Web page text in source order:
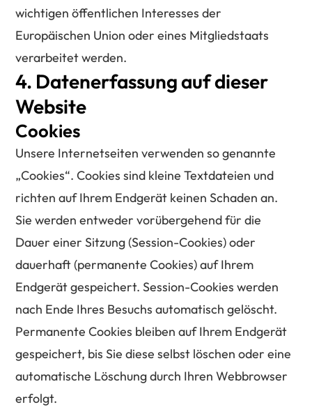
wichtigen öffentlichen Interesses der
Europäischen Union oder eines Mitgliedstaats
verarbeitet werden.
4. Datenerfassung auf dieser
Website
Cookies
Unsere Internetseiten verwenden so genannte
„Cookies“. Cookies sind kleine Textdateien und
richten auf Ihrem Endgerät keinen Schaden an.
Sie werden entweder vorübergehend für die
Dauer einer Sitzung (Session-Cookies) oder
dauerhaft (permanente Cookies) auf Ihrem
Endgerät gespeichert. Session-Cookies werden
nach Ende Ihres Besuchs automatisch gelöscht.
Permanente Cookies bleiben auf Ihrem Endgerät
gespeichert, bis Sie diese selbst löschen oder eine
automatische Löschung durch Ihren Webbrowser
erfolgt.